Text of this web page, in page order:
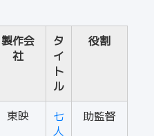
製作会
社
タ
イ
ト
ル
役割
東映
七
人
助監督